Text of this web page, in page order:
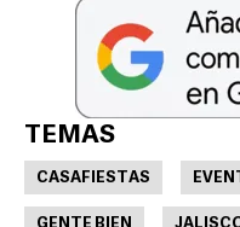
TEMAS
CASAFIESTAS
GENTE BIEN